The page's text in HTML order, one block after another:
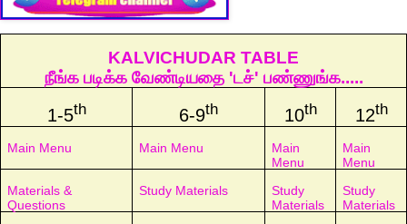
KALVICHUDAR TABLE
நீங்க படிக்க வேண்டியதை 'டச்' பண்ணுங்க.....
1-5th 6-9th 10th 12th
Main Menu Main Menu
Main
Menu
Main
Menu
Materials &
Questions
Study Materials
Study
Materials
Study
Materials